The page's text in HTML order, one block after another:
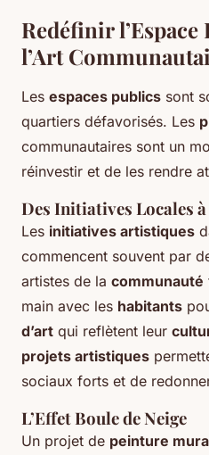
Redéfinir
l’Art
Les espaces publics sont
quartiers défavorisés. Les
communautaires sont un
réinvestir et de les rendre
Des Initiatives Locales
Les initiatives artistiques
commencent souvent par
artistes de la communauté
main avec les habitants
d’art qui reflètent leur
projets artistiques
sociaux forts et de
L’Effet Boule de Neige
Un projet de peinture